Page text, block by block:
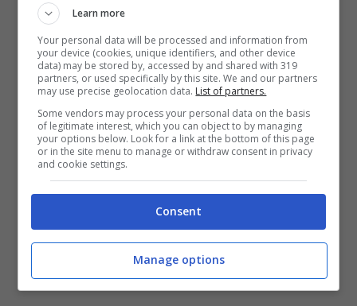
giamaicana dell’ultimo mezzo secolo a
tenere banco e passare la scena aRachid
Tahare indiscusso del rock francese
multiculturale e
nigeriano,
riconosciuto come il miglior batterista
africano. La notte sarà poi infuocata dai
ritmi diMouse on Mars,Metronomye
” ovvero il “novolese doc”
Fabrizio Martinache si esibiranno nella
Learn more
Your personal data will be processed and information from
your device (cookies, unique identifiers, and other device
data) may be stored by, accessed by and shared with 319
partners, or used specifically by this site. We and our partners
may use precise geolocation data. List of partners.
Some vendors may process your personal data on the basis
of legitimate interest, which you can object to by managing
your options below. Look for a link at the bottom of this page
or in the site menu to manage or withdraw consent in privacy
and cookie settings.
Consent
Manage options